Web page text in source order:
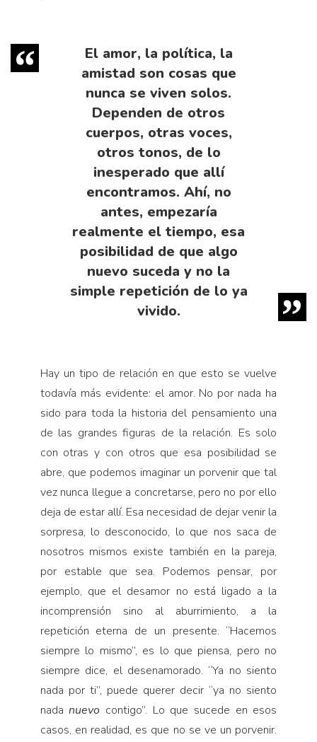
El amor, la política, la
amistad son cosas que
nunca se viven solos.
Dependen de otros
cuerpos, otras voces,
otros tonos, de lo
inesperado que allí
encontramos. Ahí, no
antes, empezaría
realmente el tiempo, esa
posibilidad de que algo
nuevo suceda y no la
simple repetición de lo ya
vivido.
Hay un tipo de rela­ción en que esto se vuel­ve
todavía más evidente: el amor. No por nada ha
sido para toda la historia del pensamiento una
de las grandes figuras de la relación. Es solo
con otras y con otros que esa posibilidad se
abre, que podemos imaginar un porvenir que tal
vez nunca llegue a concre­tarse, pero no por ello
deja de estar allí. Esa necesidad de dejar venir la
sorpresa, lo desconocido, lo que nos saca de
nosotros mismos existe también en la pareja,
por estable que sea. Podemos pensar, por
ejemplo, que el desamor no está ligado a la
incomprensión sino al aburrimiento, a la
repetición eterna de un presente. “Hacemos
siempre lo mismo”, es lo que piensa, pero no
siempre dice, el desenamorado. “Ya no siento
nada por ti”, puede querer decir “ya no siento
nadanuevo contigo”. Lo que sucede en esos
casos, en realidad, es que no se ve un porvenir.